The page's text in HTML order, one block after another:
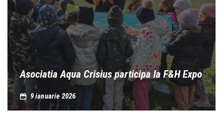
Asociatia Aqua Crisius participa la F&H Expo
9 ianuarie 2026